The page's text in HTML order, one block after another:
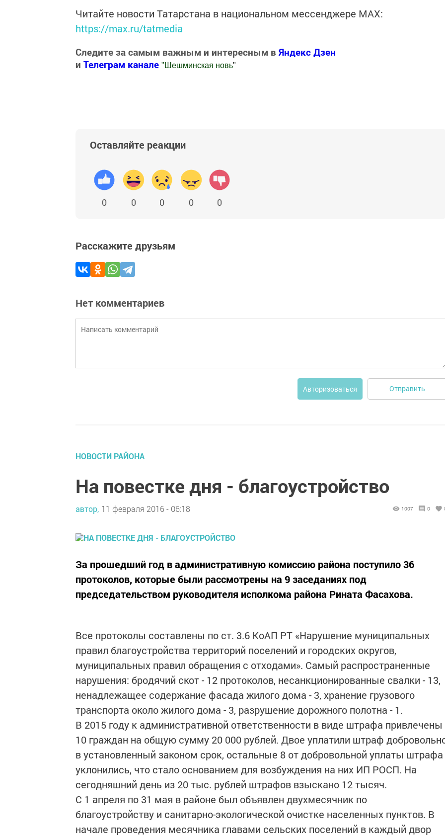
Читайте новости Татарстана в национальном мессенджере MАХ:
https://max.ru/tatmedia
Следите за самым важным и интересным в Яндекс Дзен
и Телеграм канале " Шешминская новь"
Оставляйте реакции
0 0 0 0 0
Расскажите друзьям
Нет комментариев
Авторизоваться Отправить
НОВОСТИ РАЙОНА
На повестке дня - благоустройство
автор, 11 февраля 2016 - 06:18 1007 0
За прошедший год в административную комиссию района поступило 36
протоколов, которые были рассмотрены на 9 заседаниях под
председательством руководителя исполкома района Рината Фасахова.
Все протоколы составлены по ст. 3.6 КоАП РТ «Нарушение муниципальных
правил благоустройства территорий поселений и городских округов,
муниципальных правил обращения с отходами». Самый распространенные
нарушения: бродячий скот - 12 протоколов, несанкционированные свалки - 13,
ненадлежащее содержание фасада жилого дома - 3, хранение грузового
транспорта около жилого дома - 3, разрушение дорожного полотна - 1.
В 2015 году к административной ответственности в виде штрафа привлечены
10 граждан на общую сумму 20 000 рублей. Двое уплатили штраф
в установленный законом срок, остальные 8 от добровольной уплаты штрафа
уклонились, что стало основанием для возбуждения на них ИП РОСП. На
сегодняшний день из 20 тыс. рублей штрафов взыскано 12 тысяч.
С 1 апреля по 31 мая в районе был объявлен двухмесячник по
благоустройству и санитарно-экологической очистке населенных пунктов. В
начале проведения месячника главами сельских поселений в каждый двор